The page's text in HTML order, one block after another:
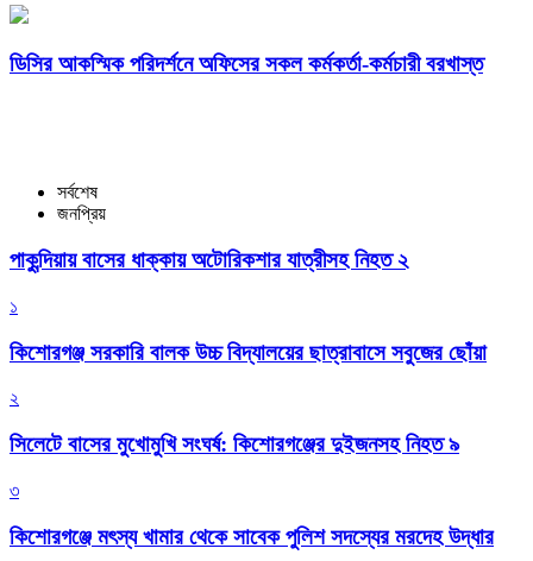
ডিসির আকস্মিক পরিদর্শনে অফিসের সকল কর্মকর্তা-কর্মচারী বরখাস্ত
সর্বশেষ
জনপ্রিয়
পাকুন্দিয়ায় বাসের ধাক্কায় অটোরিকশার যাত্রীসহ নিহত ২
১
কিশোরগঞ্জ সরকারি বালক উচ্চ বিদ্যালয়ের ছাত্রাবাসে সবুজের ছোঁয়া
২
সিলেটে বাসের মুখোমুখি সংঘর্ষ: কিশোরগঞ্জের দুইজনসহ নিহত ৯
৩
কিশোরগঞ্জে মৎস্য খামার থেকে সাবেক পুলিশ সদস্যের মরদেহ উদ্ধার